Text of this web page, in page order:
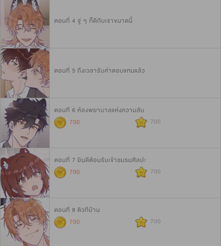
ตอนที่ 4 จู่ ๆ ก็ดีกับเราขนาดนี้
ตอนที่ 5 ถึงเวลารับค่าตอบแทนแล้ว
ตอนที่ 6 ห้องพยาบาลแห่งความลับ
700
700
ตอนที่ 7 ยินดีต้อนรับเข้าชมรมศิลปะ
700
700
ตอนที่ 8 ติวที่บ้าน
700
700